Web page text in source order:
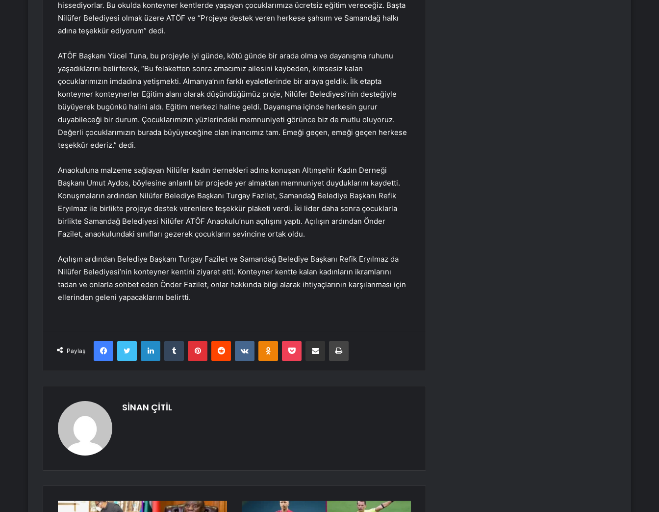
hissediyorlar. Bu okulda konteyner kentlerde yaşayan çocuklarımıza ücretsiz eğitim vereceğiz. Başta
Nilüfer Belediyesi olmak üzere ATÖF ve “Projeye destek veren herkese şahsım ve Samandağ halkı
adına teşekkür ediyorum” dedi.
ATÖF Başkanı Yücel Tuna, bu projeyle iyi günde, kötü günde bir arada olma ve dayanışma ruhunu
yaşadıklarını belirterek, “Bu felaketten sonra amacımız ailesini kaybeden, kimsesiz kalan
çocuklarımızın imdadına yetişmekti. Almanya’nın farklı eyaletlerinde bir araya geldik. İlk etapta
konteyner konteynerler Eğitim alanı olarak düşündüğümüz proje, Nilüfer Belediyesi’nin desteğiyle
büyüyerek bugünkü halini aldı. Eğitim merkezi haline geldi. Dayanışma içinde herkesin gurur
duyabileceği bir durum. Çocuklarımızın yüzlerindeki memnuniyeti görünce biz de mutlu oluyoruz.
Değerli çocuklarımızın burada büyüyeceğine olan inancımız tam. Emeği geçen, emeği geçen herkese
teşekkür ederiz.” dedi.
Anaokuluna malzeme sağlayan Nilüfer kadın dernekleri adına konuşan Altınşehir Kadın Derneği
Başkanı Umut Aydos, böylesine anlamlı bir projede yer almaktan memnuniyet duyduklarını kaydetti.
Konuşmaların ardından Nilüfer Belediye Başkanı Turgay Fazilet, Samandağ Belediye Başkanı Refik
Eryılmaz ile birlikte projeye destek verenlere teşekkür plaketi verdi. İki lider daha sonra çocuklarla
birlikte Samandağ Belediyesi Nilüfer ATÖF Anaokulu’nun açılışını yaptı. Açılışın ardından Önder
Fazilet, anaokulundaki sınıfları gezerek çocukların sevincine ortak oldu.
Açılışın ardından Belediye Başkanı Turgay Fazilet ve Samandağ Belediye Başkanı Refik Eryılmaz da
Nilüfer Belediyesi’nin konteyner kentini ziyaret etti. Konteyner kentte kalan kadınların ikramlarını
tadan ve onlarla sohbet eden Önder Fazilet, onlar hakkında bilgi alarak ihtiyaçlarının karşılanması için
ellerinden geleni yapacaklarını belirtti.
Paylaş
FacebookTwitter LinkedInTumblr PinterestReddit VKontakteOdnoklassniki
Pocket E-Posta ile paylaş Yazdır
SİNAN ÇİTİL